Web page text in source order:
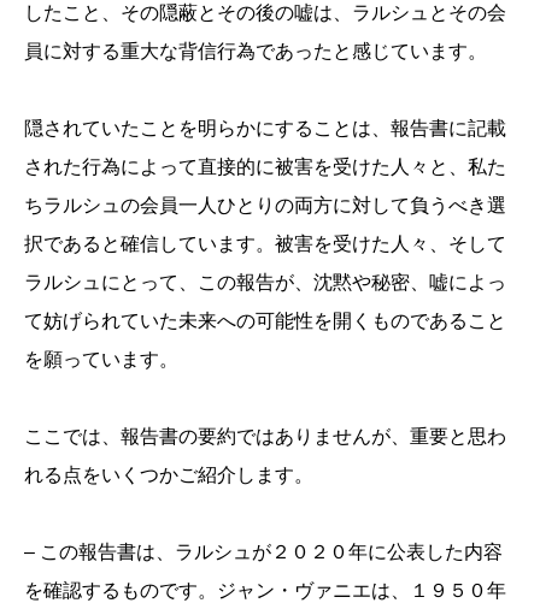
したこと、その隠蔽とその後の嘘は、ラルシュとその会
員に対する重大な背信行為であったと感じています。
隠されていたことを明らかにすることは、報告書に記載
された行為によって直接的に被害を受けた人々と、私た
ちラルシュの会員一人ひとりの両方に対して負うべき選
択であると確信しています。被害を受けた人々、そして
ラルシュにとって、この報告が、沈黙や秘密、嘘によっ
て妨げられていた未来への可能性を開くものであること
を願っています。
ここでは、報告書の要約ではありませんが、重要と思わ
れる点をいくつかご紹介します。
– この報告書は、ラルシュが２０２０年に公表した内容
を確認するものです。ジャン・ヴァニエは、１９５０年